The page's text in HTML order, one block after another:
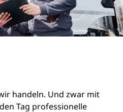
handeln. Und zwar mit
Tag professionelle